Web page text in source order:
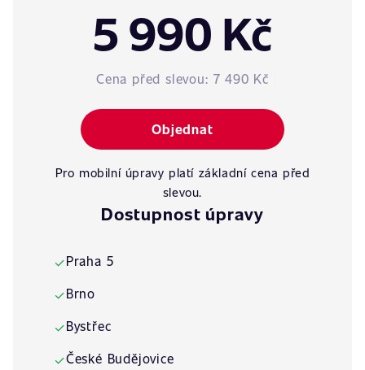
5 990 Kč
Cena před slevou: 7 490 Kč
Objednat
Pro mobilní úpravy platí základní cena před
slevou.
Dostupnost úpravy
✓Praha 5
✓Brno
✓Bystřec
✓České Budějovice